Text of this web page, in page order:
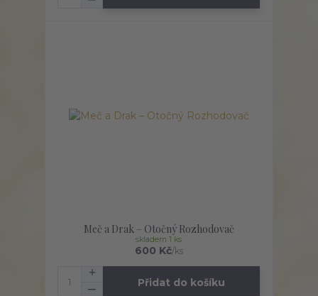
Meč a Drak – Otočný Rozhodovač
600 Kč/ks
skladem 1 ks
Přidat do košíku